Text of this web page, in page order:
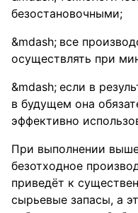
безостановочными;
все
осуществлять при
если в
в будущем она
эффективно
При выполнении
безотходное
приведёт к
сырьевые запасы, а